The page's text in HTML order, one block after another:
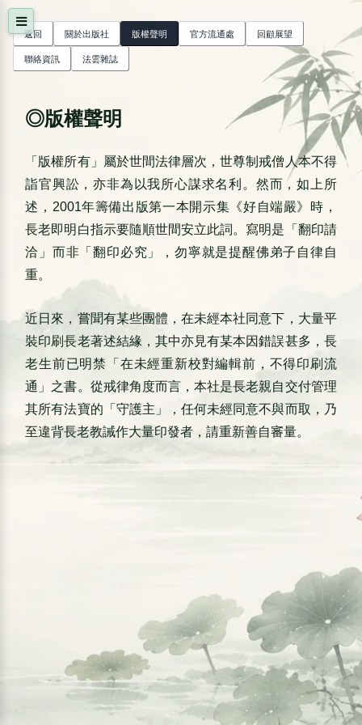
版權聲明 — 法雲相關寺院
返回 關於出版社 版權聲明 官方流通處 回顧展望
聯絡資訊 法雲雜誌
◎版權聲明
「版權所有」屬於世間法律層次，世尊制戒僧人本不得
詣官興訟，亦非為以我所心謀求名利。然而，如上所
述，2001年籌備出版第一本開示集《好自端嚴》時，
長老即明白指示要隨順世間安立此詞。寫明是「翻印請
洽」而非「翻印必究」，勿寧就是提醒佛弟子自律自
重。
近日來，嘗聞有某些團體，在未經本社同意下，大量平
裝印刷長老著述結緣，其中亦見有某本因錯誤甚多，長
老生前已明禁「在未經重新校對編輯前，不得印刷流
通」之書。從戒律角度而言，本社是長老親自交付管理
其所有法寶的「守護主」，任何未經同意不與而取，乃
至違背長老教誡作大量印發者，請重新善自審量。